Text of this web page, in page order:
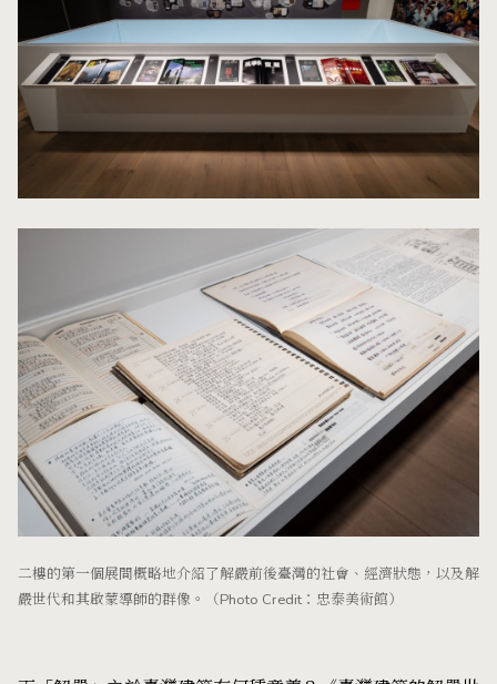
二樓的第一個展間概略地介紹了解嚴前後臺灣的社會、經濟狀態，以及解
嚴世代和其啟蒙導師的群像。（Photo Credit：忠泰美術館）